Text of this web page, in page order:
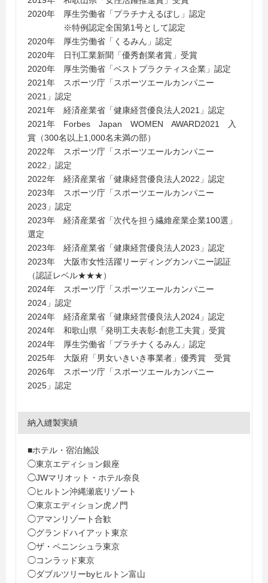
2020年 厚生労働省「プラチナえるぼし」認定
※特例認定全国第1号として認定
2020年 厚生労働省「くるみん」認定
2020年 日刊工業新聞「優秀創業者賞」受賞
2020年 厚生労働省「ベストプラクティス企業」認定
2021年 スポーツ庁「スポーツエールカンパニー
2021」認定
2021年 経済産業省「健康経営優良法人2021」認定
2021年 Forbes Japan WOMEN AWARD2021 入
賞（300名以上1,000名未満の部）
2022年 スポーツ庁「スポーツエールカンパニー
2022」認定
2022年 経済産業省「健康経営優良法人2022」認定
2023年 スポーツ庁「スポーツエールカンパニー
2023」認定
2023年 経済産業省「次代を担う繊維産業企業100選」
選定
2023年 経済産業省「健康経営優良法人2023」認定
2023年 大阪市女性活躍リーディングカンパニー認証
（認証レベル★★★）
2024年 スポーツ庁「スポーツエールカンパニー
2024」認定
2024年 経済産業省「健康経営優良法人2024」認定
2024年 和歌山県「発明工夫表彰-創意工夫賞」受賞
2024年 厚生労働省「プラチナくるみん」認定
2025年 大阪府「男女いきいき事業者」優秀賞 受賞
2026年 スポーツ庁「スポーツエールカンパニー
2025」認定
納入縫製実績
■ホテル・宿泊施設
◯東京エディション銀座
◯JWマリオット・ホテル奈良
◯ヒルトン沖縄瀬底リゾート
◯東京エディション虎ノ門
◯アマンリゾート合歓
◯グランドハイアット東京
◯ザ・ペニンシュラ東京
◯コンラッド東京
◯ダブルツリーbyヒルトン富山